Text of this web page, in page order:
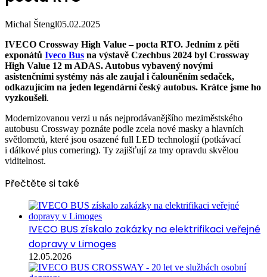
Michal Štengl05.02.2025
IVECO Crossway High Value – pocta RTO. Jedním z pěti
exponátů Iveco Bus na výstavě Czechbus 2024 byl Crossway
High Value 12 m ADAS. Autobus vybavený novými
asistenčními systémy nás ale zaujal i čalouněním sedaček,
odkazujícím na jeden legendární český autobus. Krátce jsme ho
vyzkoušeli.
Modernizovanou verzi u nás nejprodávanějšího meziměstského
autobusu Crossway poznáte podle zcela nové masky a hlavních
světlometů, které jsou osazené full LED technologií (potkávací
i dálkové plus cornering). Ty zajišťují za tmy opravdu skvělou
viditelnost.
Přečtěte si také
IVECO BUS získalo zakázky na elektrifikaci veřejné
dopravy v Limoges
12.05.2026